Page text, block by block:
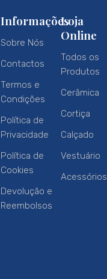
Informações
Sobre Nós
Contactos
Termos e
Condições
Política de
Privacidade
Política de
Cookies
Devolução e
Reembolsos
Loja
Online
Todos os
Produtos
Cerâmica
Cortiça
Calçado
Vestuário
Acessórios